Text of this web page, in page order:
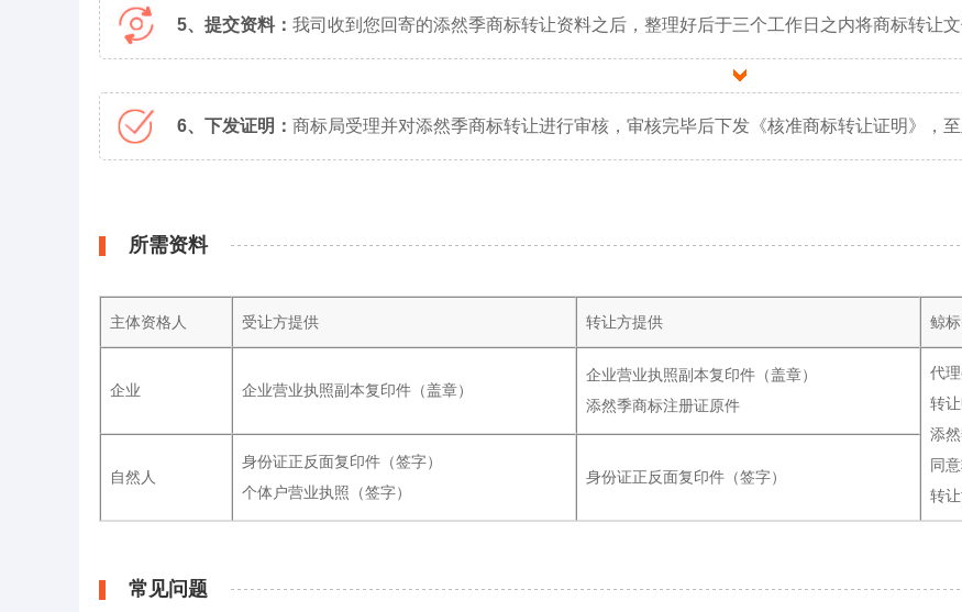
5、提交资料： 我司收到您回寄的添然季商标转让资料之后，整理好后于三个工作日之内将商标转让
6、下发证明： 商标局受理并对添然季商标转让进行审核，审核完毕后下发《核准商标转让证明》，
所需资料
主体资格人 受让方提供 转让方提供 鲸
企业 企业营业执照副本复印件（盖章）
企业营业执照副本复印件（盖章）
添然季商标注册证原件
代
转
添
同
转
自然人
身份证正反面复印件（签字）
个体户营业执照（签字）
身份证正反面复印件（签字）
常见问题